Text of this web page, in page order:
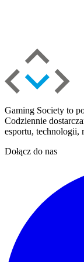
Gaming Society to
Codziennie
esportu, technologii,
Dołącz do nas